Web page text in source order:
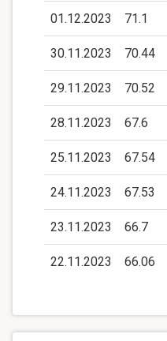
01.12.2023 71.1
30.11.2023 70.44
29.11.2023 70.52
28.11.2023 67.6
25.11.2023 67.54
24.11.2023 67.53
23.11.2023 66.7
22.11.2023 66.06